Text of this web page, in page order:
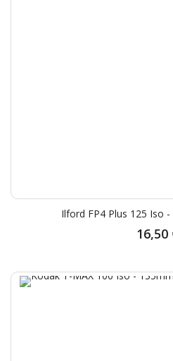
Ilford FP4 Plus 125 Iso
16,50